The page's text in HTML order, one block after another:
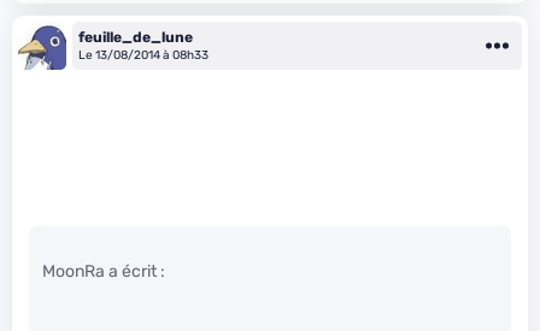
feuille_de_lune
Le 13/08/2014 à 08h33
MoonRa a écrit :